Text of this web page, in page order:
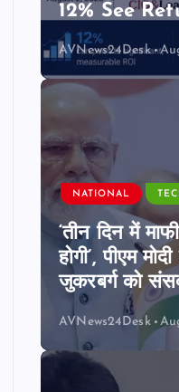
12% See
AVNews24Desk
NATIONAL
‘तीन दिन में
होगी’, पीएम
जुकरबर्ग को
AVNews24Desk